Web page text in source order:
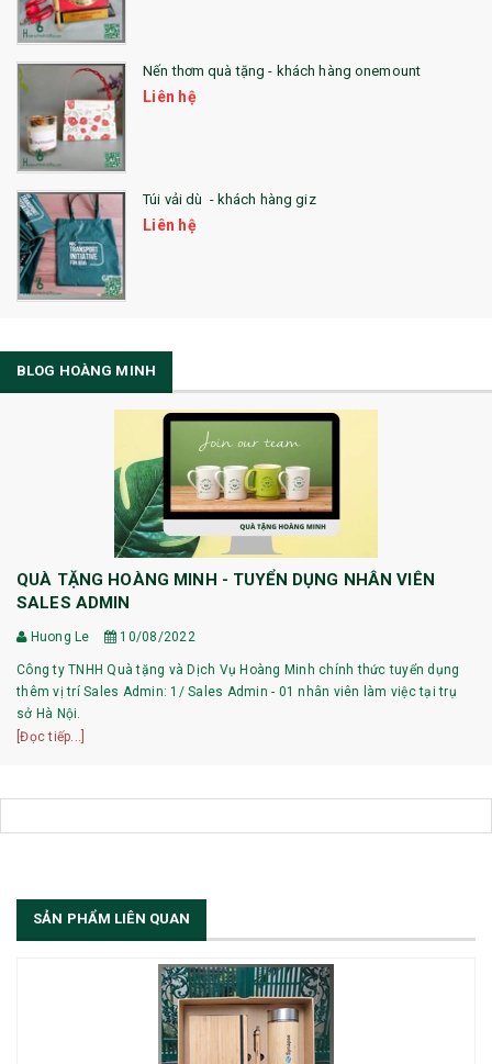
Nến thơm quà tặng - khách hàng onemount
Liên hệ
Túi vải dù - khách hàng giz
Liên hệ
BLOG HOÀNG MINH
QUÀ TẶNG HOÀNG MINH - TUYỂN DỤNG NHÂN VIÊN
SALES ADMIN
Huong Le 10/08/2022
Công ty TNHH Quà tặng và Dịch Vụ Hoàng Minh chính thức tuyển dụng
thêm vị trí Sales Admin: 1/ Sales Admin - 01 nhân viên làm việc tại trụ
sở Hà Nội.
[Đọc tiếp...]
SẢN PHẨM LIÊN QUAN